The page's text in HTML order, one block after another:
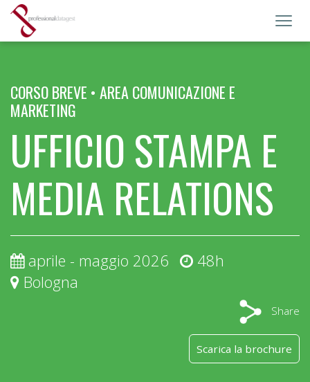
CORSO BREVE • AREA COMUNICAZIONE E
MARKETING
UFFICIO STAMPA E
MEDIA RELATIONS
aprile - maggio 2026
48h
Bologna
Share
Scarica la brochure